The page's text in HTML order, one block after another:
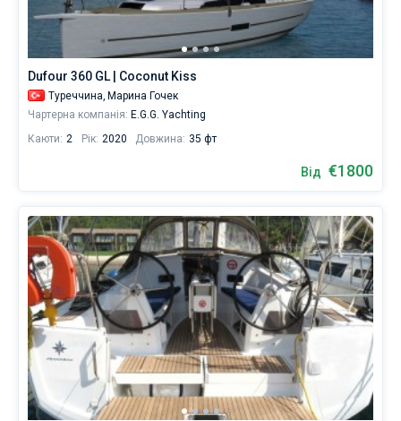
Dufour 360 GL | Coconut Kiss
Туреччина, Марина Гочек
Чартерна компанія: E.G.G. Yachting
Каюти: 2 Рік: 2020 Довжина: 35 фт
Від €1800